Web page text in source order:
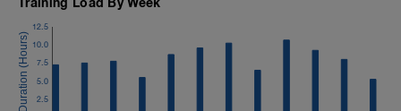
2.5
5.0
7.5
10.0
12.5